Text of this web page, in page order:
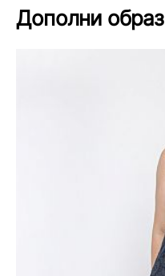
Дополни образ